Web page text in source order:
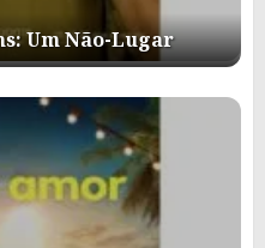
Um Não-Lugar